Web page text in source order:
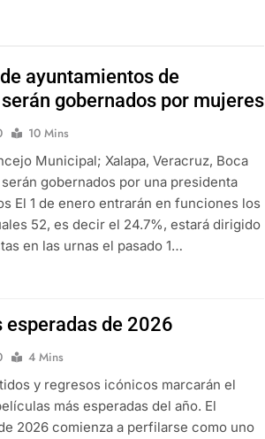
ayuntamientos de
gobernados por mujeres
10 Mins
Municipal; Xalapa, Veracruz, Boca
gobernados por una presidenta
El 1 de enero entrarán en funciones los
52, es decir el 24.7%, estará dirigido
en las urnas el pasado 1…
esperadas de 2026
4 Mins
y regresos icónicos marcarán el
más esperadas del año. El
2026 comienza a perfilarse como uno